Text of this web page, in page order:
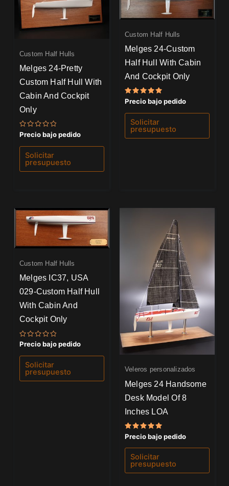
Custom Half Hulls
Melges 24-Pretty
Custom Half Hull With
Cabin And Cockpit
Only
Valorado
con
0
de
Precio bajo pedido
Solicitar
presupuesto
Custom Half Hulls
Melges 24-Custom
Half Hull With Cabin
And Cockpit Only
Valorado
con
5.00
de 5
Precio bajo pedido
Solicitar
presupuesto
Custom Half Hulls
Melges IC37, USA
029-Custom Half Hull
With Cabin And
Cockpit Only
Valorado
0
de
Precio bajo pedido
Solicitar
presupuesto Veleros personalizados
Melges 24 Handsome
Desk Model Of 8
Inches LOA
Valorado
con
5.00
de 5
Precio bajo pedido
Solicitar
presupuesto